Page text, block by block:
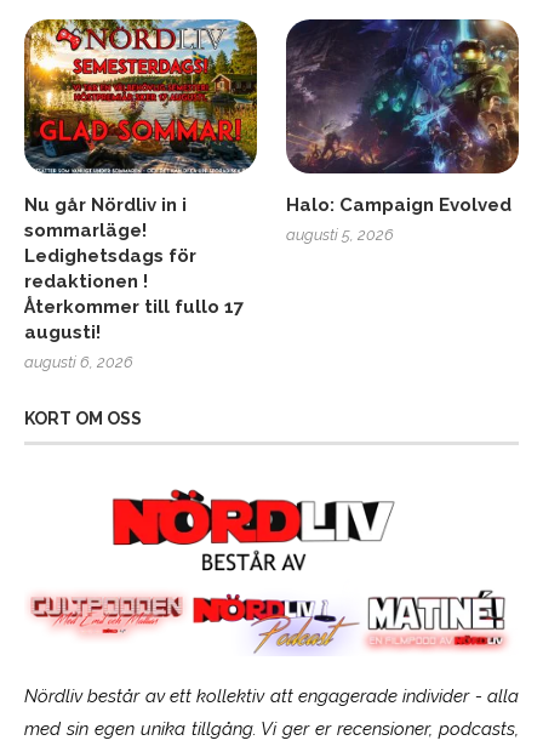
Nu går Nördliv in i
sommarläge!
Ledighetsdags för
redaktionen !
Återkommer till fullo 17
augusti!
augusti 6, 2026
Halo: Campaign Evolved
augusti 5, 2026
KORT OM OSS
Nördliv består av ett kollektiv att engagerade individer - alla
med sin egen unika tillgång. Vi ger er recensioner, podcasts,